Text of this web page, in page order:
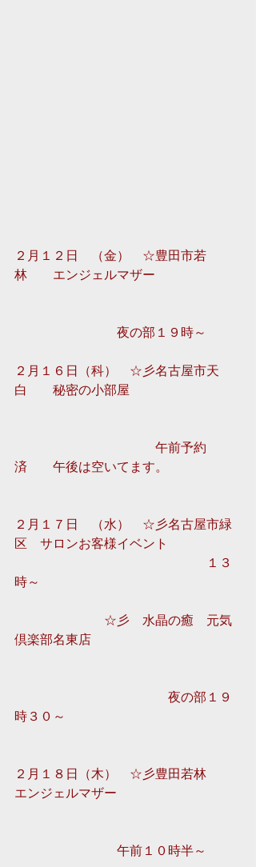
２月１２日　（金）　☆豊田市若
林　　エンジェルマザー
夜の部１９時～
２月１６日（科）　☆彡名古屋市天
白　　秘密の小部屋
午前予約
済　　午後は空いてます。
２月１７日　（水）　☆彡名古屋市緑
区　サロンお客様イベント
１３
時～
☆彡　水晶の癒　元気
倶楽部名東店
夜の部１９
時３０～
２月１８日（木）　☆彡豊田若林
エンジェルマザー
午前１０時半～